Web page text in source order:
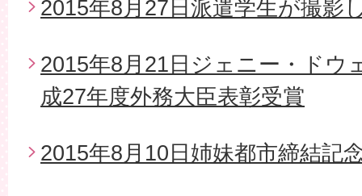
2015年8月27日派遣学生が撮影
2015年8月21日ジェニー・ドウ
成27年度外務大臣表彰受賞
2015年8月10日姉妹都市締結記